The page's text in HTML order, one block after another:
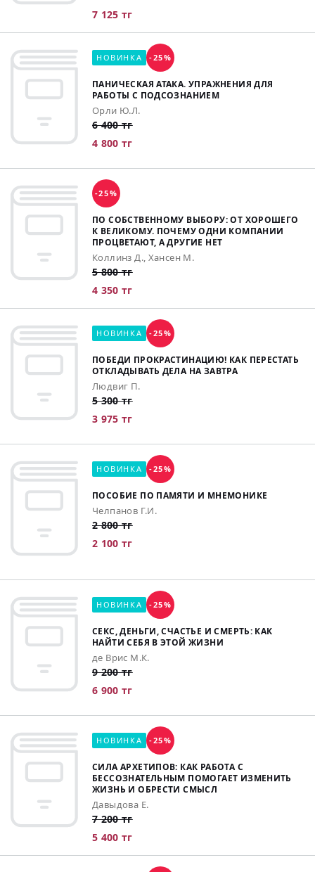
7 125 тг
НОВИНКА -25%
ПАНИЧЕСКАЯ АТАКА. УПРАЖНЕНИЯ ДЛЯ
РАБОТЫ С ПОДСОЗНАНИЕМ
Орли Ю.Л.
6 400 тг
4 800 тг
-25%
ПО СОБСТВЕННОМУ ВЫБОРУ: ОТ ХОРОШЕГО
К ВЕЛИКОМУ. ПОЧЕМУ ОДНИ КОМПАНИИ
ПРОЦВЕТАЮТ, А ДРУГИЕ НЕТ
Коллинз Д., Хансен М.
5 800 тг
4 350 тг
НОВИНКА -25%
ПОБЕДИ ПРОКРАСТИНАЦИЮ! КАК ПЕРЕСТАТЬ
ОТКЛАДЫВАТЬ ДЕЛА НА ЗАВТРА
Людвиг П.
5 300 тг
3 975 тг
НОВИНКА -25%
ПОСОБИЕ ПО ПАМЯТИ И МНЕМОНИКЕ
Челпанов Г.И.
2 800 тг
2 100 тг
НОВИНКА -25%
СЕКС, ДЕНЬГИ, СЧАСТЬЕ И СМЕРТЬ: КАК
НАЙТИ СЕБЯ В ЭТОЙ ЖИЗНИ
де Врис М.К.
9 200 тг
6 900 тг
НОВИНКА -25%
СИЛА АРХЕТИПОВ: КАК РАБОТА С
БЕССОЗНАТЕЛЬНЫМ ПОМОГАЕТ ИЗМЕНИТЬ
ЖИЗНЬ И ОБРЕСТИ СМЫСЛ
Давыдова Е.
7 200 тг
5 400 тг